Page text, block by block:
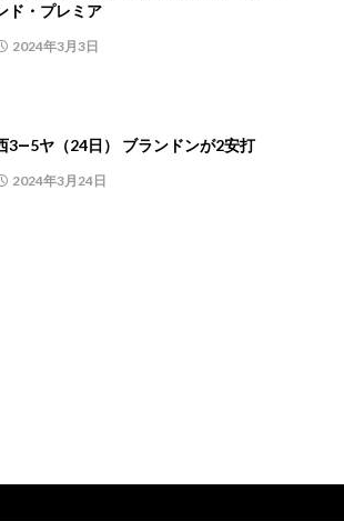
ド・プレミア
2024年3月3日
3―5ヤ（24日） ブランドンが2安打
2024年3月24日